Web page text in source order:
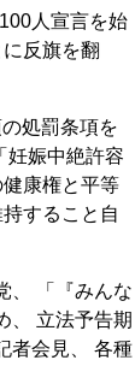
人宣言を始
反旗を翻
処罰条項を
妊娠中絶許容
康権と平等
すること自
、 「『みんな
、 立法予告期
者会見、 各種